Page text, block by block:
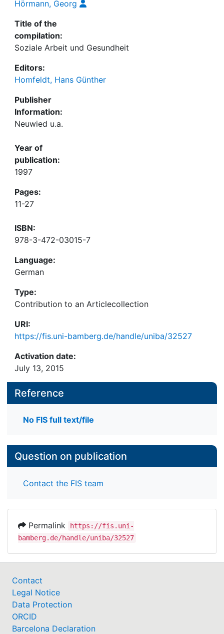
Hörmann, Georg
Title of the
compilation:
Soziale Arbeit und Gesundheit
Editors:
Homfeldt, Hans Günther
Publisher
Information:
Neuwied u.a.
Year of
publication:
1997
Pages:
11-27
ISBN:
978-3-472-03015-7
Language:
German
Type:
Contribution to an Articlecollection
URI:
https://fis.uni-bamberg.de/handle/uniba/32527
Activation date:
July 13, 2015
Reference
No FIS full text/file
Question on publication
Contact the FIS team
Permalink
https://fis.uni-
bamberg.de/handle/uniba/32527
Contact
Legal Notice
Data Protection
ORCID
Barcelona Declaration